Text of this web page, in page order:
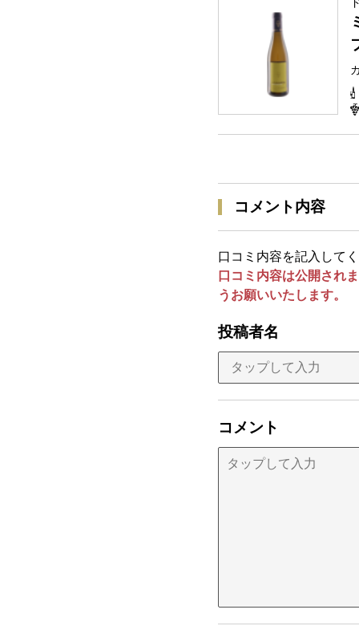
コメント内容
口コミ内容を記入して
口コミ内容は公開され
うお願いいたします。
投稿者名
コメント